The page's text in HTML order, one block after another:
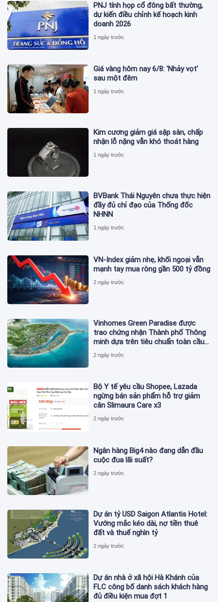
PNJ tính họp cổ đông bất thường,
dự kiến điều chỉnh kế hoạch kinh
doanh 2026
1 ngày trước
Giá vàng hôm nay 6/8: 'Nhảy vọt'
sau một đêm
1 ngày trước
Kim cương giảm giá sập sàn, chấp
nhận lỗ nặng vẫn khó thoát hàng
1 ngày trước
BVBank Thái Nguyên chưa thực hiện
đầy đủ chỉ đạo của Thống đốc
NHNN
1 ngày trước
VN-Index giảm nhẹ, khối ngoại vẫn
mạnh tay mua ròng gần 500 tỷ đồng
2 ngày trước
Vinhomes Green Paradise được
trao chứng nhận Thành phố Thông
minh dựa trên tiêu chuẩn toàn cầu
ISO 37122
2 ngày trước
Bộ Y tế yêu cầu Shopee, Lazada
ngừng bán sản phẩm hỗ trợ giảm
cân Slimaura Care x3
2 ngày trước
Ngân hàng Big4 nào đang dẫn đầu
cuộc đua lãi suất?
2 ngày trước
Dự án tỷ USD Saigon Atlantis Hotel:
Vướng mắc kéo dài, nợ tiền thuê
đất và thuế nghìn tỷ
2 ngày trước
Dự án nhà ở xã hội Hà Khánh của
FLC công bố danh sách khách hàng
đủ điều kiện mua đợt 1